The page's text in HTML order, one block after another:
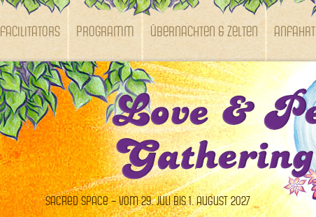
Facilitators Programm Übernachten & Zelten Anfahrt
Sacred Space – vom 29. Juli bis 1. August 2027